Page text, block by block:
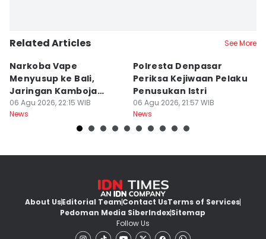
Related Articles See More
Narkoba Vape
Menyusup ke Bali,
Jaringan Kamboja
Terbongkar
06 Agu 2026, 22:15 WIB
News
Polresta Denpasar
Periksa Kejiwaan Pelaku
Penusukan Istri
06 Agu 2026, 21:57 WIB
News
About UsEditorial TeamContact UsTerms of Services
Pedoman Media SiberIndexSitemap
Follow Us